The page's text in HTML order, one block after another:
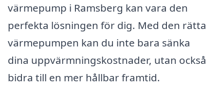
värmepump i Ramsberg kan vara den
perfekta lösningen för dig. Med den rätta
värmepumpen kan du inte bara sänka
dina uppvärmningskostnader, utan också
bidra till en mer hållbar framtid.